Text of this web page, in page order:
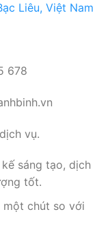
Liêu, Việt Nam
678
vụ.
sáng tạo, dịch
tốt.
một chút so với